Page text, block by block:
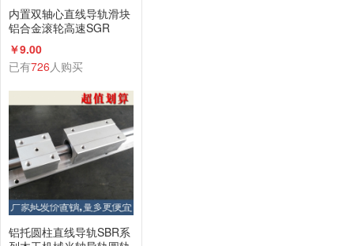
内置双轴心直线导轨滑块
铝合金滚轮高速SGR
B10N 15 20 25 35滑轨
￥9.00
已有726人购买
铝托圆柱直线导轨SBR系